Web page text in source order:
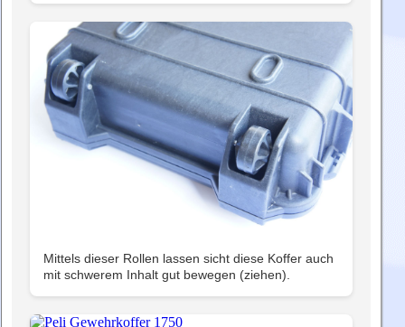
Mittels dieser Rollen lassen sicht diese Koffer auch
mit schwerem Inhalt gut bewegen (ziehen).